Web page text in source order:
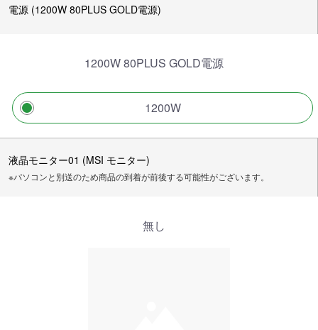
電源 (1200W 80PLUS GOLD電源)
1200W 80PLUS GOLD電源
1200W
液晶モニター01 (MSI モニター)
※パソコンと別送のため商品の到着が前後する可能性がございます。
無し